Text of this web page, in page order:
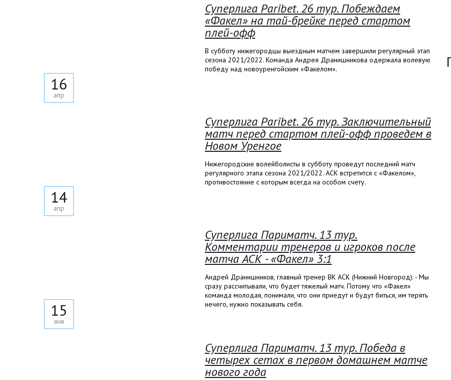
16
апр
Суперлига Paribet. 26 тур. Побеждаем
«Факел» на тай-брейке перед стартом
плей-офф
В субботу нижегородцы выездным матчем завершили регулярный этап
сезона 2021/2022. Команда Андрея Дранишникова одержала волевую
победу над новоуренгойским «Факелом».
14
апр
Суперлига Paribet. 26 тур. Заключительный
матч перед стартом плей-офф проведем в
Новом Уренгое
Нижегородские волейболисты в субботу проведут последний матч
регулярного этапа сезона 2021/2022. АСК встретится с «Факелом»,
противостояние с которым всегда на особом счету.
15
янв
Суперлига Париматч. 13 тур.
Комментарии тренеров и игроков после
матча АСК - «Факел» 3:1
Андрей Дранишников, главный тренер ВК АСК (Нижний Новгород): - Мы
сразу рассчитывали, что будет тяжелый матч. Потому что «Факел»
команда молодая, понимали, что они приедут и будут биться, им терять
нечего, нужно показывать себя.
Суперлига Париматч. 13 тур. Победа в
четырех сетах в первом домашнем матче
нового года